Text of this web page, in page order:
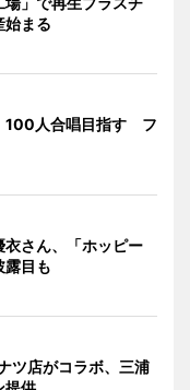
始まる
100人合唱目指す フ
さん、「ホッピー
目も
ツ店がコラボ、三浦